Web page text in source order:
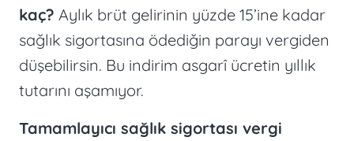
kaç? Aylık brüt gelirinin yüzde 15’ine kadar
sağlık sigortasına ödediğin parayı vergiden
düşebilirsin. Bu indirim asgarî ücretin yıllık
tutarını aşamıyor.
Tamamlayıcı sağlık sigortası vergi